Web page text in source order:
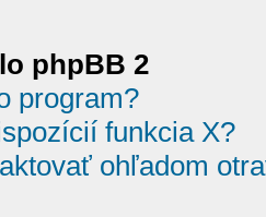
phpBB 2
program?
funkcia X?
ohľadom